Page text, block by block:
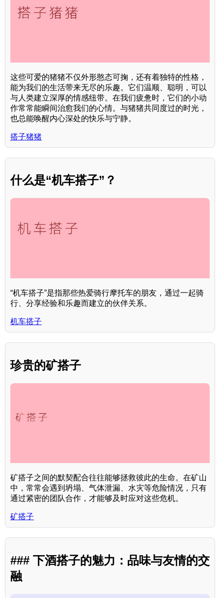
这些可爱的猪猪不仅外形憨态可掬，还有着独特的性格，
能为我们的生活带来无尽的乐趣。它们温顺、聪明，可以
与人类建立深厚的情感纽带。在我们疲惫时，它们的小动
作常常能瞬间治愈我们的心情。与猪猪共同度过的时光，
也总能唤醒内心深处的快乐与宁静。
搭子猪猪
什么是“机车搭子”？
“机车搭子”是指那些热爱骑行摩托车的朋友，通过一起骑
行、分享经验和乐趣而建立的伙伴关系。
机车搭子
珍贵的矿搭子
矿搭子之间的默契配合往往能够拯救彼此的生命。在矿山
中，常常会遇到坍塌、气体泄漏、水灾等危险情况，只有
通过紧密的团队合作，才能够及时应对这些危机。
矿搭子
### 下酒搭子的魅力：品味与友情的交
融